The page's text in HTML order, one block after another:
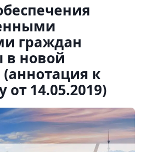
граждан
в новой
к
от 14.05.2019)